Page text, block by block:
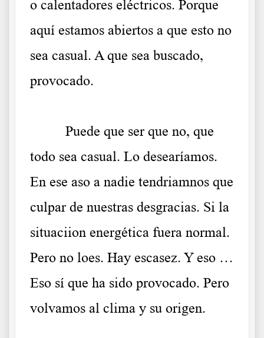
o calentadores eléctricos. Porque
aquí estamos abiertos a que esto no
sea casual. A que sea buscado,
provocado.
Puede que ser que no, que
todo sea casual. Lo desearíamos.
En ese aso a nadie tendriamnos que
culpar de nuestras desgracias. Si la
situaciion energética fuera normal.
Pero no loes. Hay escasez. Y eso …
Eso sí que ha sido provocado. Pero
volvamos al clima y su origen.